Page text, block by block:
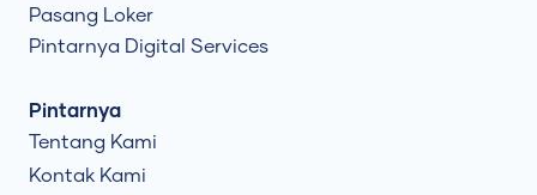
Pasang Loker
Pintarnya Digital Services
Pintarnya
Tentang Kami
Kontak Kami